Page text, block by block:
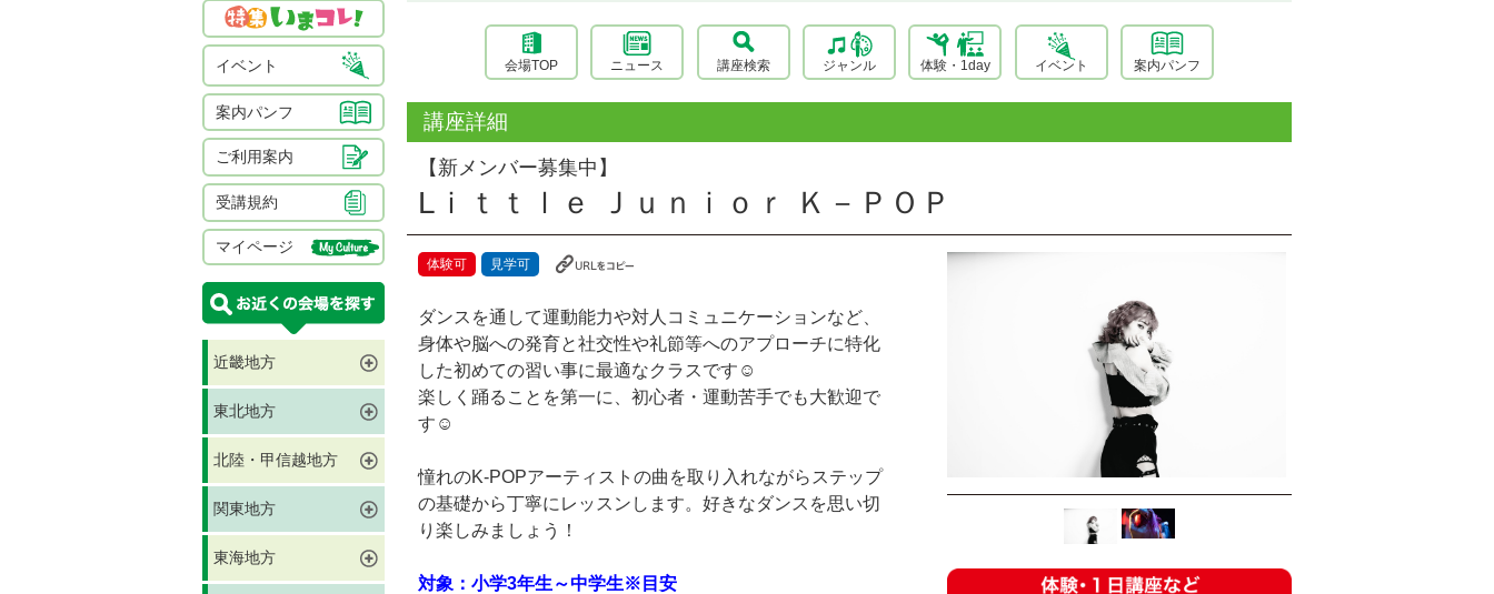
イベント
案内パンフ
ご利用案内
受講規約
マイページ
近畿地方
東北地方
北陸・甲信越地方
関東地方
東海地方
会場TOP ニュース 講座検索 ジャンル 体験・1day イベント 案内パンフ
講座詳細
【新メンバー募集中】
Lｉｔｔｌｅ Ｊｕｎｉｏｒ Ｋ－ＰＯＰ
体験可 見学可
ダンスを通して運動能力や対人コミュニケーションなど、
身体や脳への発育と社交性や礼節等へのアプローチに特化
した初めての習い事に最適なクラスです☺︎
楽しく踊ることを第一に、初心者・運動苦手でも大歓迎で
す☺︎
憧れのK-POPアーティストの曲を取り入れながらステップ
の基礎から丁寧にレッスンします。好きなダンスを思い切
り楽しみましょう！
対象：小学3年生～中学生※目安